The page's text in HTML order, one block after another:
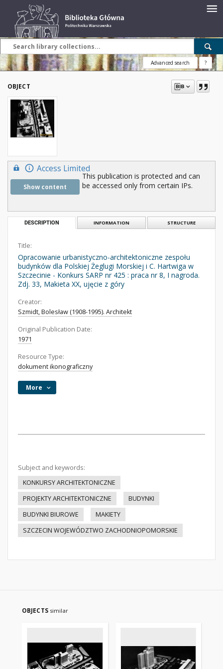
Advanced search ?
OBJECT
Access Limited
Show content
This publication is protected and can
be accessed only from certain IPs.
DESCRIPTION INFORMATION STRUCTURE
Title:
Opracowanie urbanistyczno-architektoniczne zespołu
budynków dla Polskiej Żeglugi Morskiej i C. Hartwiga w
Szczecinie - Konkurs SARP nr 425 : praca nr 8, I nagroda.
Zdj. 33, Makieta XX, ujęcie z góry
Creator:
Szmidt, Bolesław (1908-1995). Architekt
Original Publication Date:
1971
Resource Type:
dokument ikonograficzny
More
Subject and keywords:
KONKURSY ARCHITEKTONICZNE
PROJEKTY ARCHITEKTONICZNE
BUDYNKI
BUDYNKI BIUROWE
MAKIETY
SZCZECIN WOJEWÓDZTWO ZACHODNIOPOMORSKIE
OBJECTS similar